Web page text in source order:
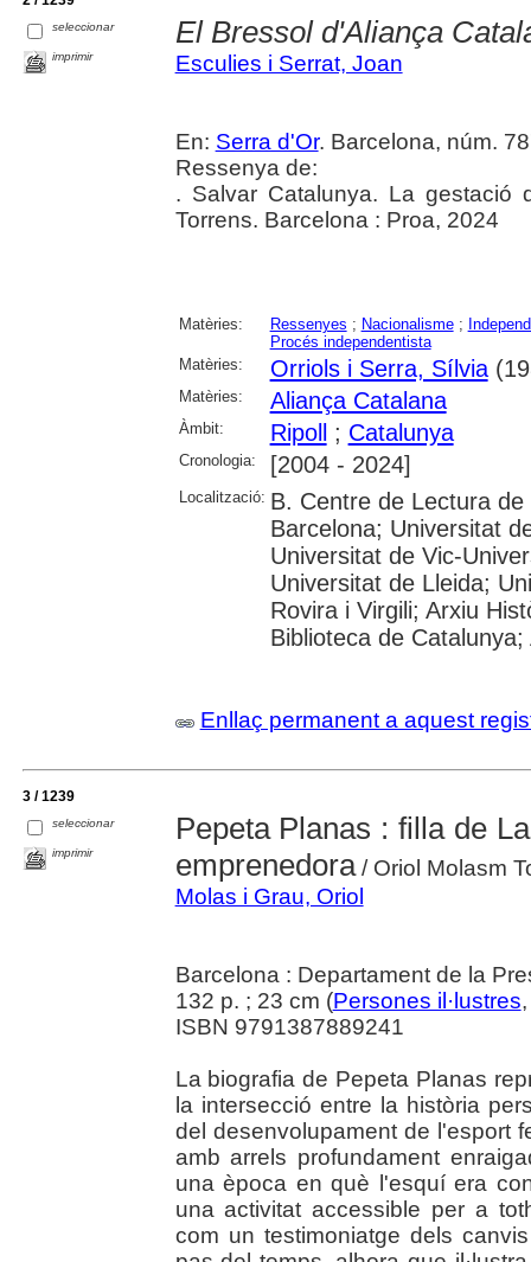
seleccionar
imprimir
El Bressol d'Aliança
Esculies i Serrat, Joan
En: Serra d'Or. Barcelona, núm.
Ressenya de:
. Salvar Catalunya. La gestació
Torrens. Barcelona : Proa, 2024
Matèries: Ressenyes ; Nacionalisme;
Procés independentista
Matèries:
Orriols i Serra, Sílvia
Matèries: Aliança Catalana
Àmbit: Ripoll ; Catalunya
Cronologia: [2004 - 2024]
Localització: B. Centre de Lectura
Barcelona; Universitat
Universitat de Vic-
Universitat de Lleida;
Rovira i Virgili; Arxiu
Biblioteca de
Enllaç permanent a aquest
3 / 1239
seleccionar
imprimir
Pepeta Planas : filla de
emprenedora/ Oriol Molasm
Molas i Grau, Oriol
Barcelona : Departament de la
132 p. ; 23 cm (Persones il·lustres
ISBN 9791387889241
La biografia de Pepeta Planas
la intersecció entre la història
del desenvolupament de l'esport
amb arrels profundament
una època en què l'esquí era
una activitat accessible per a
com un testimoniatge dels